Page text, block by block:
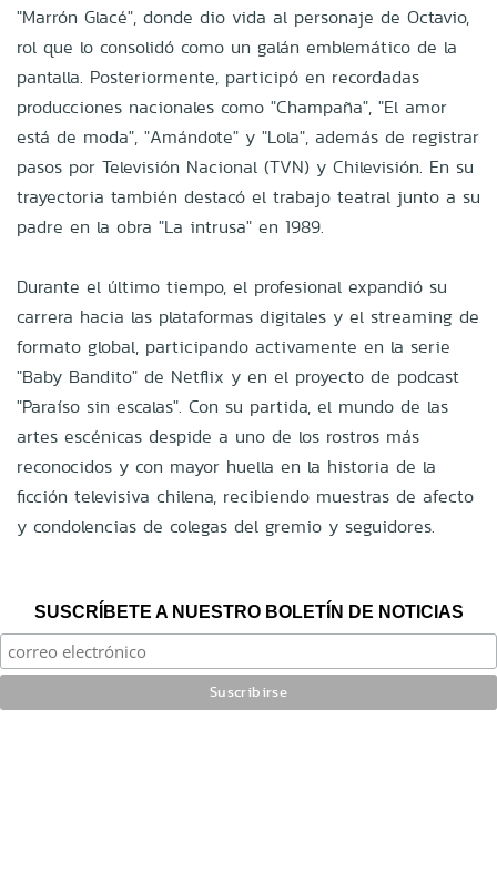
"Marrón Glacé", donde dio vida al personaje de Octavio,
rol que lo consolidó como un galán emblemático de la
pantalla. Posteriormente, participó en recordadas
producciones nacionales como "Champaña", "El amor
está de moda", "Amándote" y "Lola", además de registrar
pasos por Televisión Nacional (TVN) y Chilevisión. En su
trayectoria también destacó el trabajo teatral junto a su
padre en la obra "La intrusa" en 1989.
Durante el último tiempo, el profesional expandió su
carrera hacia las plataformas digitales y el streaming de
formato global, participando activamente en la serie
"Baby Bandito" de Netflix y en el proyecto de podcast
"Paraíso sin escalas". Con su partida, el mundo de las
artes escénicas despide a uno de los rostros más
reconocidos y con mayor huella en la historia de la
ficción televisiva chilena, recibiendo muestras de afecto
y condolencias de colegas del gremio y seguidores.
SUSCRÍBETE A NUESTRO BOLETÍN DE NOTICIAS